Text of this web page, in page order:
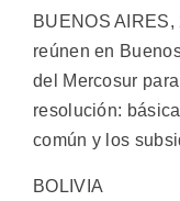
BUENOS
reúnen en
del Mercosur
resolución:
común y los
BOLIVIA